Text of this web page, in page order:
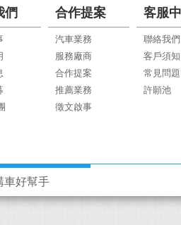
們 合作提案
汽車業務
服務廠商
合作提案
推薦業務
徵文啟事
客服
聯絡我們
客戶須知
常見問題
許願池
車好幫手